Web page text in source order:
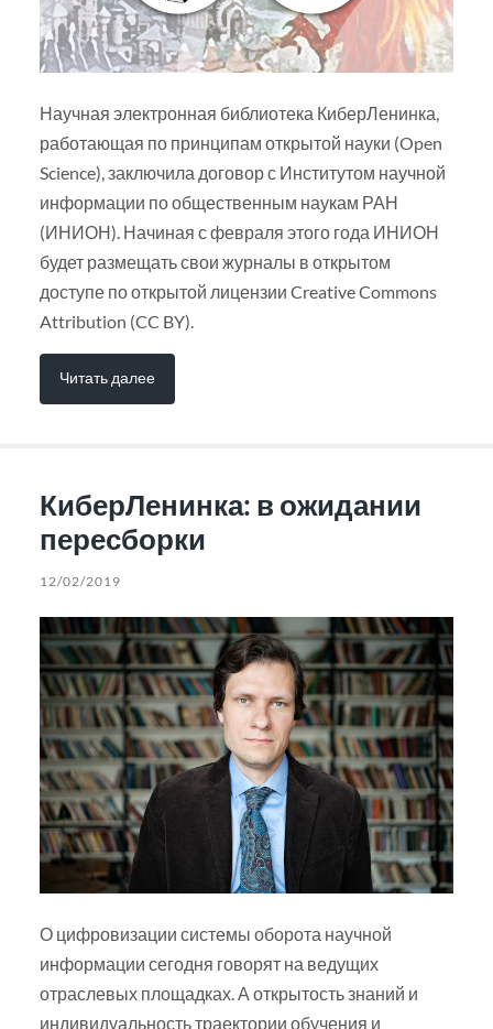
Научная электронная библиотека КиберЛенинка,
работающая по принципам открытой науки (Open
Science), заключила договор с Институтом научной
информации по общественным наукам РАН
(ИНИОН). Начиная с февраля этого года ИНИОН
будет размещать свои журналы в открытом
доступе по открытой лицензии Creative Commons
Attribution (CC BY).
Читать далее
КиберЛенинка: в ожидании
пересборки
12/02/2019
О цифровизации системы оборота научной
информации сегодня говорят на ведущих
отраслевых площадках. А открытость знаний и
индивидуальность траектории обучения и